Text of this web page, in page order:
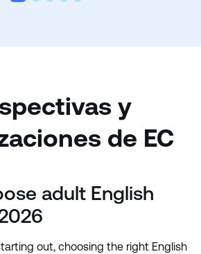
y
de EC
adult English
out, choosing the right English